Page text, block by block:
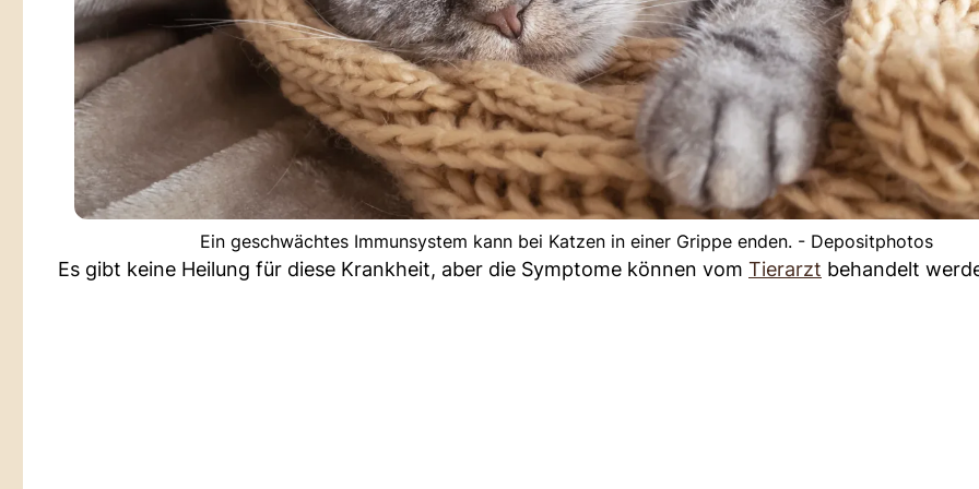
Ein geschwächtes Immunsystem kann bei Katzen in einer Grippe enden. - Depositphotos
Es gibt keine Heilung für diese Krankheit, aber die Symptome können vom Tierarzt behandelt